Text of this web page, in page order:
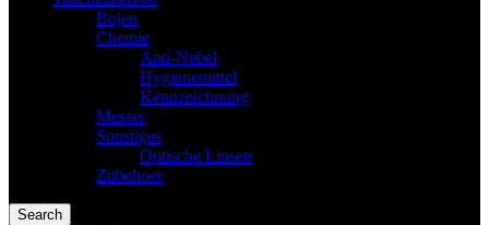
Bojen
Chemie
Anti-Nebel
Hygienemittel
Kennzeichnung
Messer
Sonstiges
Optische Linsen
Zubehoer
Search